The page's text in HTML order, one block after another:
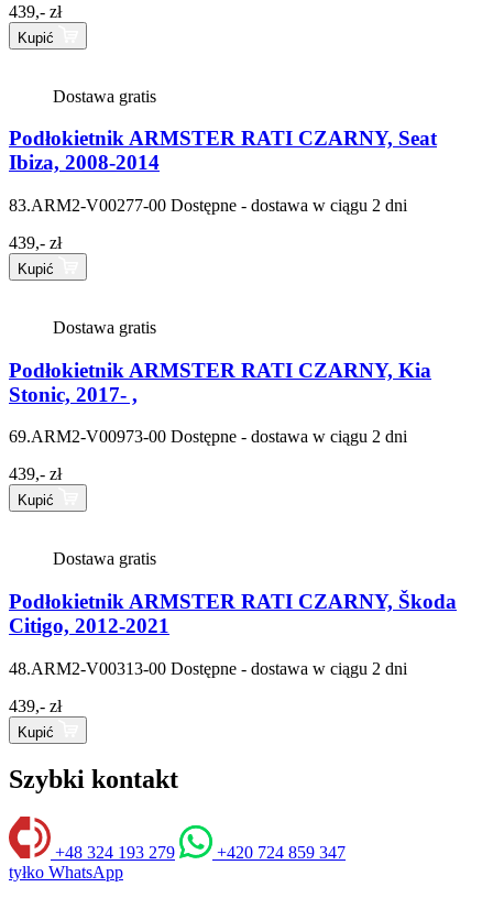
439,- zł
Kupić
Dostawa gratis
Podłokietnik ARMSTER RATI CZARNY, Seat
Ibiza, 2008-2014
83.ARM2-V00277-00 Dostępne - dostawa w ciągu 2 dni
439,- zł
Kupić
Dostawa gratis
Podłokietnik ARMSTER RATI CZARNY, Kia
Stonic, 2017- ,
69.ARM2-V00973-00 Dostępne - dostawa w ciągu 2 dni
439,- zł
Kupić
Dostawa gratis
Podłokietnik ARMSTER RATI CZARNY, Škoda
Citigo, 2012-2021
48.ARM2-V00313-00 Dostępne - dostawa w ciągu 2 dni
439,- zł
Kupić
Szybki kontakt
+48 324 193 279
+420 724 859 347
tyłko WhatsApp